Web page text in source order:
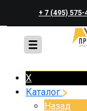
+ 7 (495) 575-
+ 7 (495)
X
Каталог
Назад